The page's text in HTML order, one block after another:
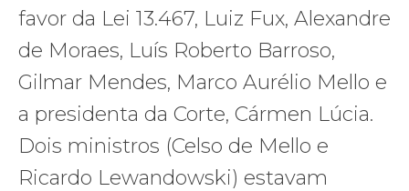
favor da Lei 13.467, Luiz Fux, Alexandre
de Moraes, Luís Roberto Barroso,
Gilmar Mendes, Marco Aurélio Mello e
a presidenta da Corte, Cármen Lúcia.
Dois ministros (Celso de Mello e
Ricardo Lewandowski) estavam